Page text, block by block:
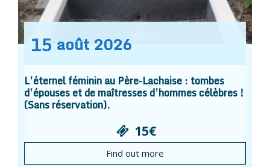
15 août 2026
L’éternel féminin au Père-Lachaise : tombes
d’épouses et de maîtresses d’hommes célèbres !
(Sans réservation).
15€
Find out more